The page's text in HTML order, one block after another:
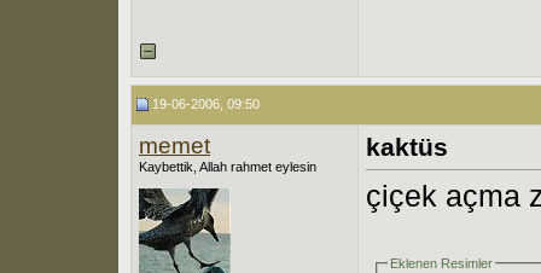
19-06-2006, 09:50
memet
Kaybettik, Allah rahmet eylesin
kaktüs
çiçek açma
Eklenen Resimler